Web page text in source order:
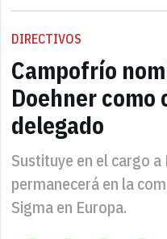
DIRECTIVOS
Campofrío
Doehner como
delegado
Sustituye en el cargo a
permanecerá en la
Sigma en Europa.